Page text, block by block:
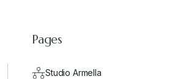
Pages
Studio Armella